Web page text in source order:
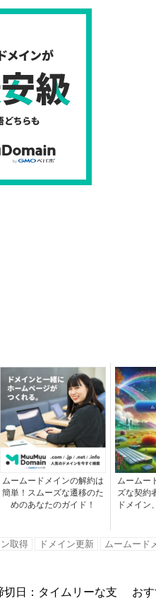
ムームードメインの解約は
簡単！スムーズな遷移のた
めのあなたのガイド！
ムームー
ズな契約
ドメイン
取得 ドメイン更新 ムームード
切日：タイムリーな支
お